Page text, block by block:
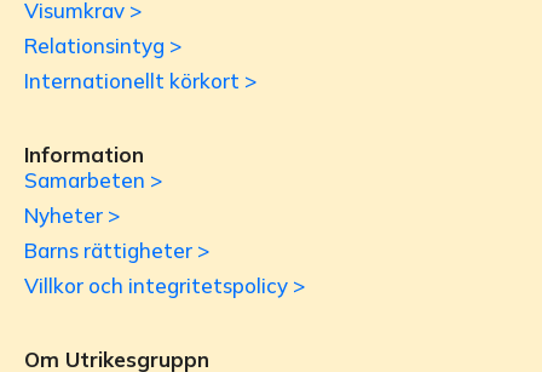
Visumkrav >
Relationsintyg >
Internationellt körkort >
Information
Samarbeten >
Nyheter >
Barns rättigheter >
Villkor och integritetspolicy >
Om Utrikesgruppn